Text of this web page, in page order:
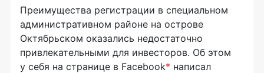
Преимущества регистрации в специальном
административном районе на острове
Октябрьском оказались недостаточно
привлекательными для инвесторов. Об этом
у себя на странице в Facebook* написал